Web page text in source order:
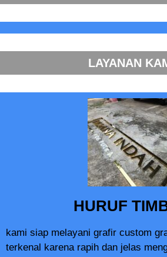
LAYANAN
HURUF
kami siap melayani grafir custom
terkenal karena rapih dan jelas